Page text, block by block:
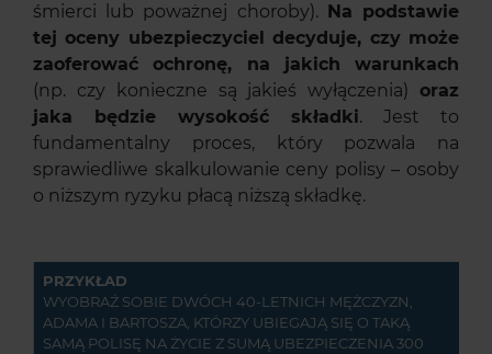
śmierci lub poważnej choroby). Na podstawie
tej oceny ubezpieczyciel decyduje, czy może
zaoferować ochronę, na jakich warunkach
(np. czy konieczne są jakieś wyłączenia) oraz
jaka będzie wysokość składki. Jest to
fundamentalny proces, który pozwala na
sprawiedliwe skalkulowanie ceny polisy – osoby
o niższym ryzyku płacą niższą składkę.
PRZYKŁAD
WYOBRAŹ SOBIE DWÓCH 40-LETNICH MĘŻCZYZN,
ADAMA I BARTOSZA, KTÓRZY UBIEGAJĄ SIĘ O TAKĄ
SAMĄ POLISĘ NA ŻYCIE Z SUMĄ UBEZPIECZENIA 300